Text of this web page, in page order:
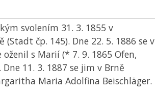
svolením 31. 3. 1855 v
(Stadt čp. 145). Dne 22. 5. 1886 se v
oženil s Marií (* 7. 9. 1865 Ofen,
11. 3. 1887 se jim v Brně
Maria Adolfina Beischläger.